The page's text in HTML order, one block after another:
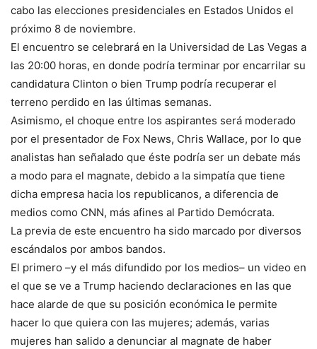
cabo las elecciones presidenciales en Estados Unidos el
próximo 8 de noviembre.
El encuentro se celebrará en la Universidad de Las Vegas a
las 20:00 horas, en donde podría terminar por encarrilar su
candidatura Clinton o bien Trump podría recuperar el
terreno perdido en las últimas semanas.
Asimismo, el choque entre los aspirantes será moderado
por el presentador de Fox News, Chris Wallace, por lo que
analistas han señalado que éste podría ser un debate más
a modo para el magnate, debido a la simpatía que tiene
dicha empresa hacia los republicanos, a diferencia de
medios como CNN, más afines al Partido Demócrata.
La previa de este encuentro ha sido marcado por diversos
escándalos por ambos bandos.
El primero –y el más difundido por los medios– un video en
el que se ve a Trump haciendo declaraciones en las que
hace alarde de que su posición económica le permite
hacer lo que quiera con las mujeres; además, varias
mujeres han salido a denunciar al magnate de haber